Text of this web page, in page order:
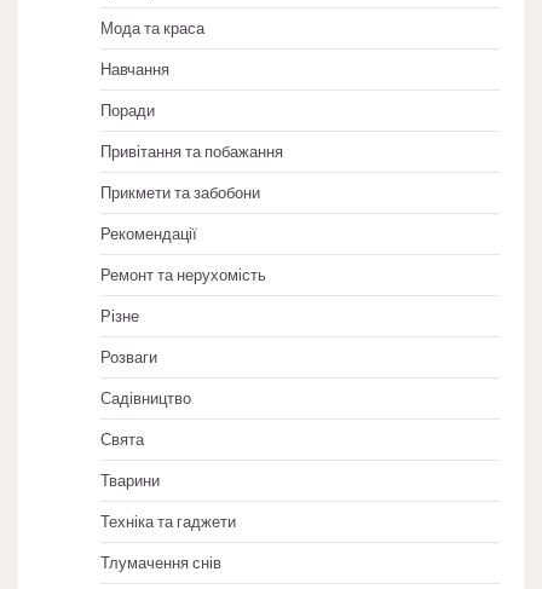
Мода та краса
Навчання
Поради
Привітання та побажання
Прикмети та забобони
Рекомендації
Ремонт та нерухомість
Різне
Розваги
Садівництво
Свята
Тварини
Техніка та гаджети
Тлумачення снів